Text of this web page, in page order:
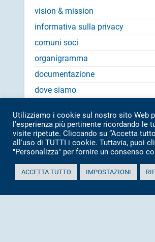
vision & mission
informativa sulla privacy
comuni soci
organigramma
documentazione
dove siamo
cookie policy
certificazioni
Certificazione Ambientale
Certificazione di qualità
Utilizziamo i cookie sul nostro sito Web
l'esperienza più pertinente ricordando le
visite ripetute. Cliccando su “Accetta
all'uso di TUTTI i cookie. Tuttavia, puoi
"Personalizza" per fornire un consenso
ACCETTA TUTTO IMPOSTAZIONI